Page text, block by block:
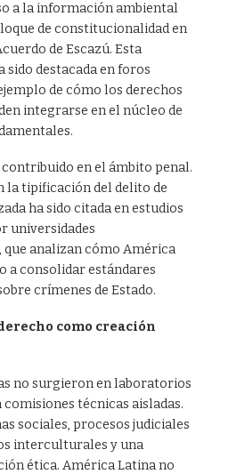
a la información ambiental
de constitucionalidad en
de Escazú. Esta
destacada en foros
de cómo los derechos
integrarse en el núcleo de
en el ámbito penal.
la tipificación del delito de
ha sido citada en estudios
universidades
que analizan cómo América
a consolidar estándares
crímenes de Estado.
como creación
no surgieron en laboratorios
comisiones técnicas aisladas.
sociales, procesos judiciales
interculturales y una
ética. América Latina no